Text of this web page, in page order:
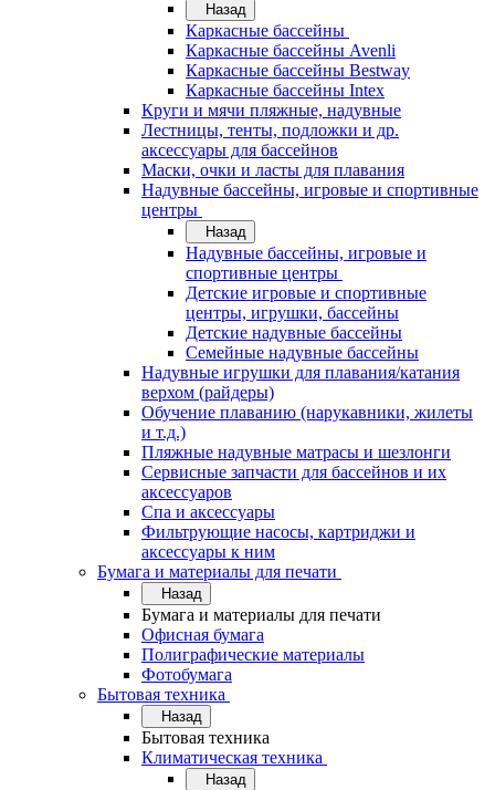
Назад
Каркасные бассейны
Каркасные бассейны Avenli
Каркасные бассейны Bestway
Каркасные бассейны Intex
Круги и мячи пляжные, надувные
Лестницы, тенты, подложки и др.
аксессуары для бассейнов
Маски, очки и ласты для плавания
Надувные бассейны, игровые и спортивные
центры
Назад
Надувные бассейны, игровые и
спортивные центры
Детские игровые и спортивные
центры, игрушки, бассейны
Детские надувные бассейны
Семейные надувные бассейны
Надувные игрушки для плавания/катания
верхом (райдеры)
Обучение плаванию (нарукавники, жилеты
и т.д.)
Пляжные надувные матрасы и шезлонги
Сервисные запчасти для бассейнов и их
аксессуаров
Спа и аксессуары
Фильтрующие насосы, картриджи и
аксессуары к ним
Бумага и материалы для печати
Назад
Бумага и материалы для печати
Офисная бумага
Полиграфические материалы
Фотобумага
Бытовая техника
Назад
Бытовая техника
Климатическая техника
Назад